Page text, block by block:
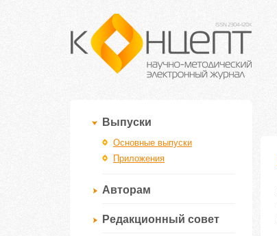
Выпуски
Основные выпуски
Приложения
Авторам
Редакционный совет